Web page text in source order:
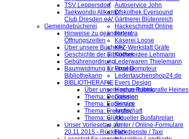
TSV Leppersdorf
Taekwondo Allkampf
Club Dresden e.V.
Gemeindebücherei
Hinweise zu geänderten
Öffnungszeiten
Über unsere Bücherei
Geschichte der Bibliothek
Gebührenordnung
Baumwidmung für unsere
Bibliothekarin
BIBLIOTHERAPIE
Über unsere neue Rubrik
Thema: Depression
Thema: Egoismus
Thema: Freundschaft
Thema: Glück
Unser Vorlesetag am
20.11.2015 - Rückblick
Autoservice John
Diskothek Eversound
Gärtnerei Blütenreich
Hackeschmidt Online
Helestra
Käserei Loose
KFZ-Werkstatt Gräfe
Küchenidee Lehmann
Lederwaren Thielemann
Pixel Dompteur
Ledertaschenshop24.de
Evers Design
Hochzeitsfotografie Heines
Galerien
Service
Archiv
Aktueller Busfahrplan
Ämter / Online-Formulare
Fahrdienste / Taxi